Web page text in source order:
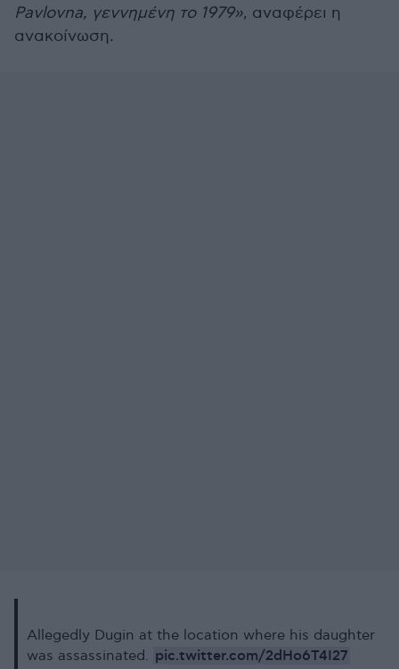
Pavlovna, γεννημένη το 1979», αναφέρει η
ανακοίνωση.
Allegedly Dugin at the location where his daughter
was assassinated. pic.twitter.com/2dHo6T4I27